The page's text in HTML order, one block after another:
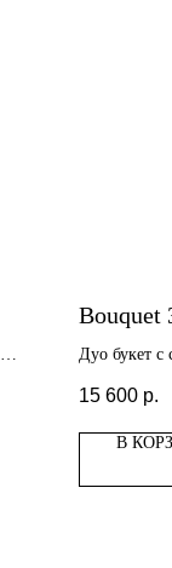
Bouquet
Дуо букет с
15 600 р.
В